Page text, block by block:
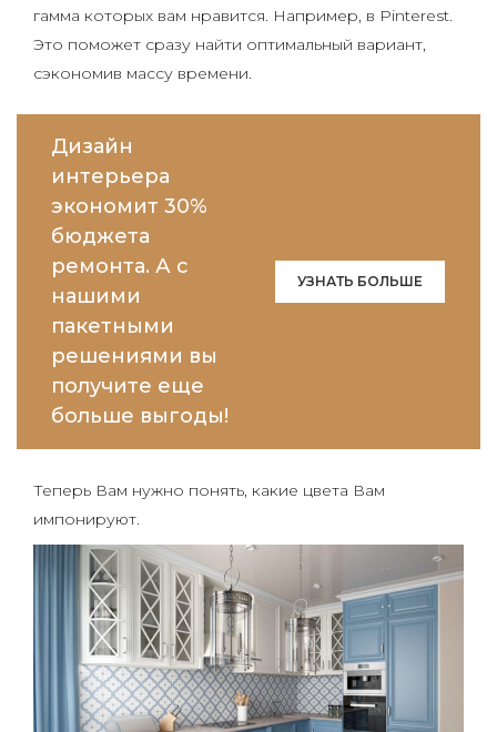
гамма которых вам нравится. Например, в Pinterest.
Это поможет сразу найти оптимальный вариант,
сэкономив массу времени.
Дизайн
интерьера
экономит 30%
бюджета
ремонта. А с
нашими
пакетными
решениями вы
получите еще
больше выгоды!
УЗНАТЬ БОЛЬШЕ
Теперь Вам нужно понять, какие цвета Вам
импонируют.